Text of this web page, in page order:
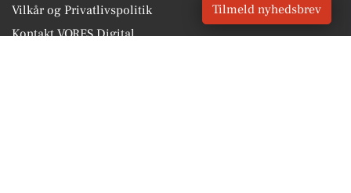
Vilkår og Privatlivspolitik
Kontakt VORES Digital
Tilmeld nyhedsbrev